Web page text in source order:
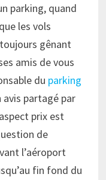
parking, quand
les vols
gênant
amis de vous
du parking
avis partagé par
prix est
de
l’aéroport
fin fond du